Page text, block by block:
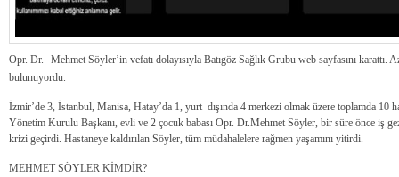
Opr. Dr.
Mehmet Söyler’in vefatı dolayısıyla Batıgöz Sağlık Grubu web sayfasını karattı.
bulunuyordu.
İzmir’de 3, İstanbul, Manisa, Hatay’da 1, yurt dışında 4 merkezi olmak üzere toplamda 10
Yönetim Kurulu Başkanı, evli ve 2 çocuk babası Opr. Dr.Mehmet Söyler, bir süre önce iş
krizi geçirdi. Hastaneye kaldırılan Söyler, tüm müdahalelere rağmen yaşamını yitirdi.
MEHMET SÖYLER KİMDİR?